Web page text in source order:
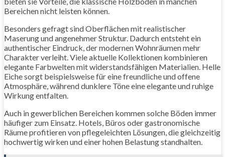
Bereichen nicht leisten können.
Besonders gefragt sind Oberflächen mit realistischer
Maserung und angenehmer Struktur. Dadurch entsteht ein
authentischer Eindruck, der modernen Wohnräumen mehr
Charakter verleiht. Viele aktuelle Kollektionen kombinieren
elegante Farbwelten mit widerstandsfähigen Materialien. Helle
Eiche sorgt beispielsweise für eine freundliche und offene
Atmosphäre, während dunklere Töne eine elegante und ruhige
Wirkung entfalten.
Auch in gewerblichen Bereichen kommen solche Böden immer
häufiger zum Einsatz. Hotels, Büros oder gastronomische
Räume profitieren von pflegeleichten Lösungen, die gleichzeitig
hochwertig wirken und einer hohen Belastung standhalten.